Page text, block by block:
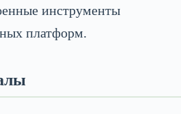
инструменты
платформ.